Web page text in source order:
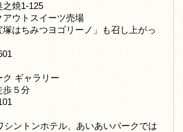
之焼1-125
ウトスイーツ売場
はちみつヨゴリーノ」も召し上がっ
ギャラリー
５分
ントンホテル、あいあいパークでは